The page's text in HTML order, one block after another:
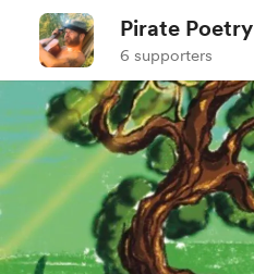
Pirate Poetry
6 supporters